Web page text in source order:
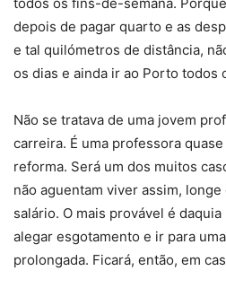
depois de pagar quarto e as
e tal quilómetros de distância,
os dias e ainda ir ao Porto todos
Não se tratava de uma jovem
carreira. É uma professora
reforma. Será um dos muitos
não aguentam viver assim,
salário. O mais provável é
alegar esgotamento e ir para
prolongada. Ficará, então, em